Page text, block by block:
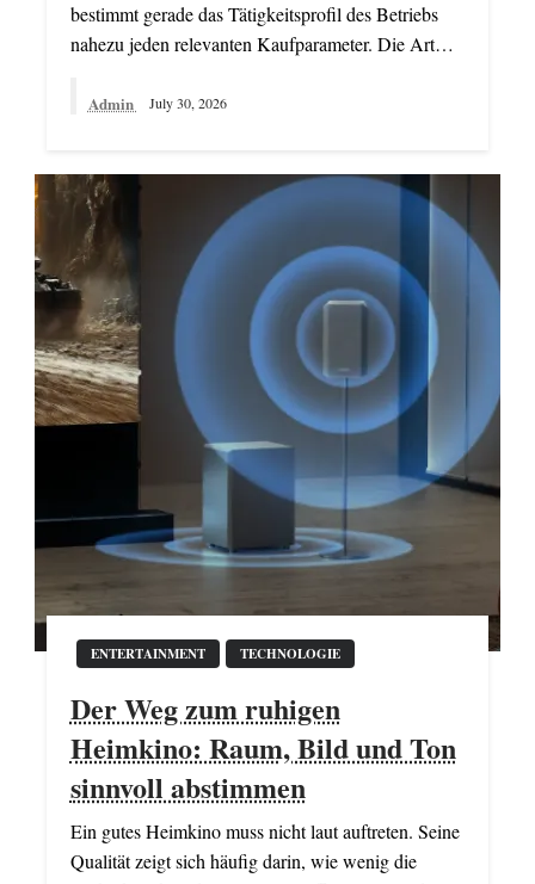
bestimmt gerade das Tätigkeitsprofil des Betriebs
nahezu jeden relevanten Kaufparameter. Die Art…
Admin July 30, 2026
ENTERTAINMENT TECHNOLOGIE
Der Weg zum ruhigen
Heimkino: Raum, Bild und Ton
sinnvoll abstimmen
Ein gutes Heimkino muss nicht laut auftreten. Seine
Qualität zeigt sich häufig darin, wie wenig die